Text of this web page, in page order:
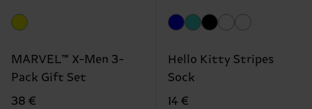
MARVEL™ X-Men 3-
Pack Gift Set
38 €
Hello Kitty Stripes
Sock
14 €